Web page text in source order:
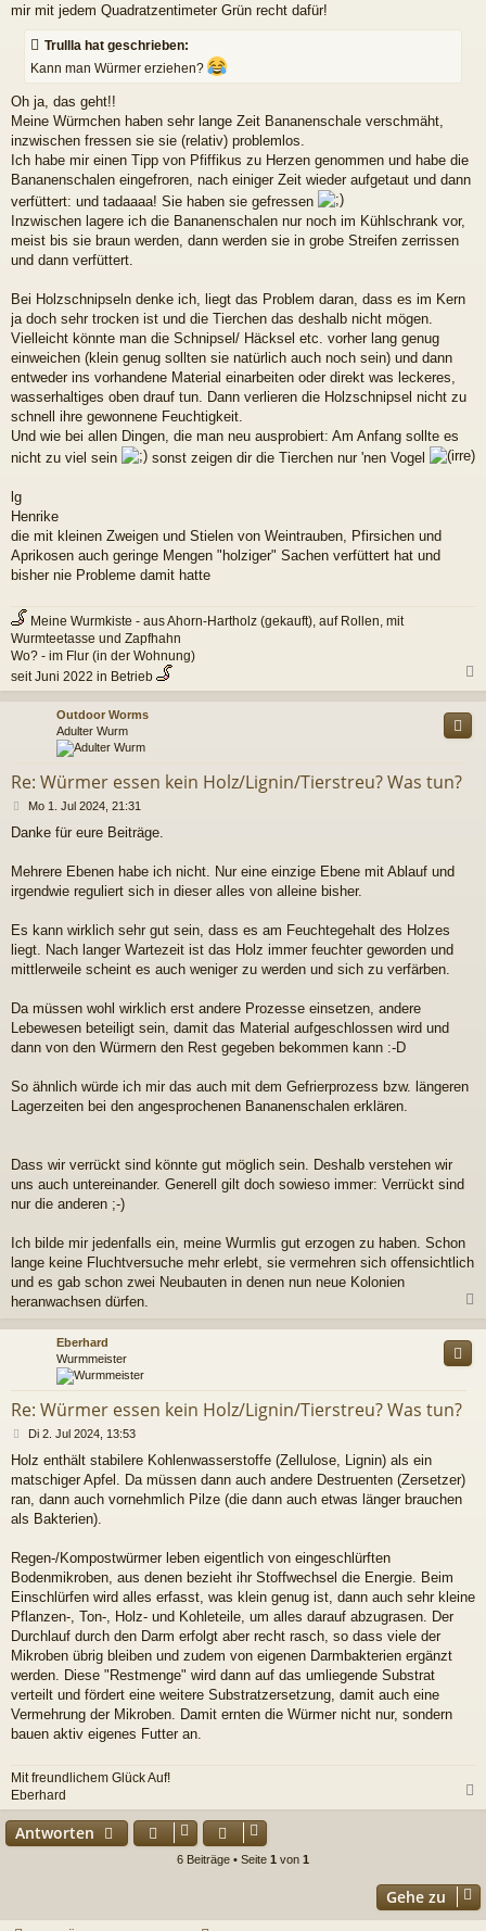
mir mit jedem Quadratzentimeter Grün recht dafür!
Trullla hat geschrieben:
Kann man Würmer erziehen?
Oh ja, das geht!!
Meine Würmchen haben sehr lange Zeit Bananenschale verschmäht,
inzwischen fressen sie sie (relativ) problemlos.
Ich habe mir einen Tipp von Pfiffikus zu Herzen genommen und habe die
Bananenschalen eingefroren, nach einiger Zeit wieder aufgetaut und dann
verfüttert: und tadaaaa! Sie haben sie gefressen
Inzwischen lagere ich die Bananenschalen nur noch im Kühlschrank vor,
meist bis sie braun werden, dann werden sie in grobe Streifen zerrissen
und dann verfüttert.
Bei Holzschnipseln denke ich, liegt das Problem daran, dass es im Kern
ja doch sehr trocken ist und die Tierchen das deshalb nicht mögen.
Vielleicht könnte man die Schnipsel/ Häcksel etc. vorher lang genug
einweichen (klein genug sollten sie natürlich auch noch sein) und dann
entweder ins vorhandene Material einarbeiten oder direkt was leckeres,
wasserhaltiges oben drauf tun. Dann verlieren die Holzschnipsel nicht zu
schnell ihre gewonnene Feuchtigkeit.
Und wie bei allen Dingen, die man neu ausprobiert: Am Anfang sollte es
nicht zu viel sein
sonst zeigen dir die Tierchen nur 'nen Vogel
lg
Henrike
die mit kleinen Zweigen und Stielen von Weintrauben, Pfirsichen und
Aprikosen auch geringe Mengen "holziger" Sachen verfüttert hat und
bisher nie Probleme damit hatte
Meine Wurmkiste - aus Ahorn-Hartholz (gekauft), auf Rollen, mit
Wurmteetasse und Zapfhahn
Wo? - im Flur (in der Wohnung)
seit Juni 2022 in Betrieb
a
Outdoor Worms
Adulter Wurm
Re: Würmer essen kein Holz/Lignin/Tierstreu? Was tun?
B
i
r
a
g
Mo 1. Jul 2024, 21:31
Danke für eure Beiträge.
Mehrere Ebenen habe ich nicht. Nur eine einzige Ebene mit Ablauf und
irgendwie reguliert sich in dieser alles von alleine bisher.
Es kann wirklich sehr gut sein, dass es am Feuchtegehalt des Holzes
liegt. Nach langer Wartezeit ist das Holz immer feuchter geworden und
mittlerweile scheint es auch weniger zu werden und sich zu verfärben.
Da müssen wohl wirklich erst andere Prozesse einsetzen, andere
Lebewesen beteiligt sein, damit das Material aufgeschlossen wird und
dann von den Würmern den Rest gegeben bekommen kann :-D
So ähnlich würde ich mir das auch mit dem Gefrierprozess bzw. längeren
Lagerzeiten bei den angesprochenen Bananenschalen erklären.
Dass wir verrückt sind könnte gut möglich sein. Deshalb verstehen wir
uns auch untereinander. Generell gilt doch sowieso immer: Verrückt sind
nur die anderen ;-)
Ich bilde mir jedenfalls ein, meine Wurmlis gut erzogen zu haben. Schon
lange keine Fluchtversuche mehr erlebt, sie vermehren sich offensichtlich
und es gab schon zwei Neubauten in denen nun neue Kolonien
heranwachsen dürfen.
c
Eberhard
Wurmmeister
Re: Würmer essen kein Holz/Lignin/Tierstreu? Was tun?
B
i
t
r
a
Di 2. Jul 2024, 13:53
Holz enthält stabilere Kohlenwasserstoffe (Zellulose, Lignin) als ein
matschiger Apfel. Da müssen dann auch andere Destruenten (Zersetzer)
ran, dann auch vornehmlich Pilze (die dann auch etwas länger brauchen
als Bakterien).
Regen-/Kompostwürmer leben eigentlich von eingeschlürften
Bodenmikroben, aus denen bezieht ihr Stoffwechsel die Energie. Beim
Einschlürfen wird alles erfasst, was klein genug ist, dann auch sehr kleine
Pflanzen-, Ton-, Holz- und Kohleteile, um alles darauf abzugrasen. Der
Durchlauf durch den Darm erfolgt aber recht rasch, so dass viele der
Mikroben übrig bleiben und zudem von eigenen Darmbakterien ergänzt
werden. Diese "Restmenge" wird dann auf das umliegende Substrat
verteilt und fördert eine weitere Substratzersetzung, damit auch eine
Vermehrung der Mikroben. Damit ernten die Würmer nicht nur, sondern
bauen aktiv eigenes Futter an.
Mit freundlichem Glück Auf!
Eberhard
a
n
Antworten
6 Beiträge • Seite 1 von 1
Gehe zu